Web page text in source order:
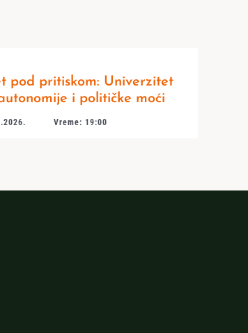
pod pritiskom: Univerzitet
i političke moći
Vreme: 19:00